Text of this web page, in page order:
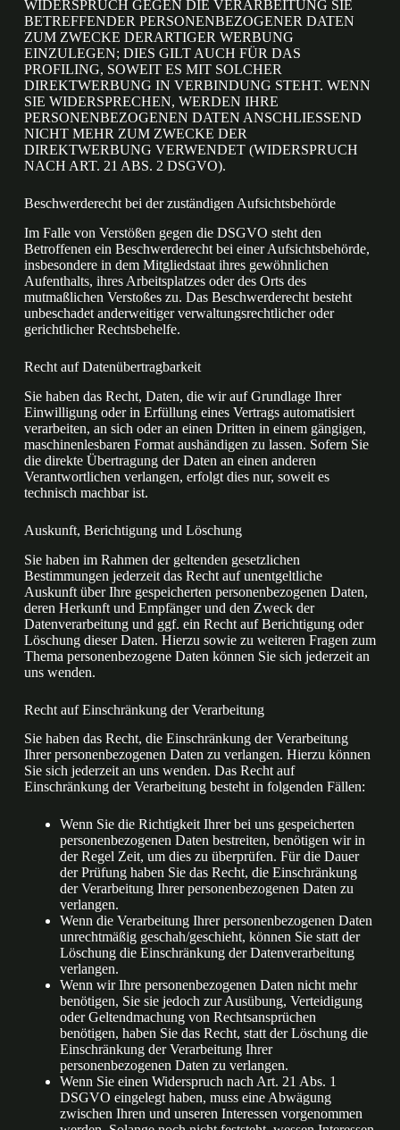
WIDERSPRUCH GEGEN DIE VERARBEITUNG SIE
BETREFFENDER PERSONENBEZOGENER DATEN
ZUM ZWECKE DERARTIGER WERBUNG
EINZULEGEN; DIES GILT AUCH FÜR DAS
PROFILING, SOWEIT ES MIT SOLCHER
DIREKTWERBUNG IN VERBINDUNG STEHT. WENN
SIE WIDERSPRECHEN, WERDEN IHRE
PERSONENBEZOGENEN DATEN ANSCHLIESSEND
NICHT MEHR ZUM ZWECKE DER
DIREKTWERBUNG VERWENDET (WIDERSPRUCH
NACH ART. 21 ABS. 2 DSGVO).
Beschwerde­recht bei der zuständigen Aufsichts­behörde
Im Falle von Verstößen gegen die DSGVO steht den
Betroffenen ein Beschwerderecht bei einer Aufsichtsbehörde,
insbesondere in dem Mitgliedstaat ihres gewöhnlichen
Aufenthalts, ihres Arbeitsplatzes oder des Orts des
mutmaßlichen Verstoßes zu. Das Beschwerderecht besteht
unbeschadet anderweitiger verwaltungsrechtlicher oder
gerichtlicher Rechtsbehelfe.
Recht auf Daten­übertrag­barkeit
Sie haben das Recht, Daten, die wir auf Grundlage Ihrer
Einwilligung oder in Erfüllung eines Vertrags automatisiert
verarbeiten, an sich oder an einen Dritten in einem gängigen,
maschinenlesbaren Format aushändigen zu lassen. Sofern Sie
die direkte Übertragung der Daten an einen anderen
Verantwortlichen verlangen, erfolgt dies nur, soweit es
technisch machbar ist.
Auskunft, Berichtigung und Löschung
Sie haben im Rahmen der geltenden gesetzlichen
Bestimmungen jederzeit das Recht auf unentgeltliche
Auskunft über Ihre gespeicherten personenbezogenen Daten,
deren Herkunft und Empfänger und den Zweck der
Datenverarbeitung und ggf. ein Recht auf Berichtigung oder
Löschung dieser Daten. Hierzu sowie zu weiteren Fragen zum
Thema personenbezogene Daten können Sie sich jederzeit an
uns wenden.
Recht auf Einschränkung der Verarbeitung
Sie haben das Recht, die Einschränkung der Verarbeitung
Ihrer personenbezogenen Daten zu verlangen. Hierzu können
Sie sich jederzeit an uns wenden. Das Recht auf
Einschränkung der Verarbeitung besteht in folgenden Fällen:
Wenn Sie die Richtigkeit Ihrer bei uns gespeicherten
personenbezogenen Daten bestreiten, benötigen wir in
der Regel Zeit, um dies zu überprüfen. Für die Dauer
der Prüfung haben Sie das Recht, die Einschränkung
der Verarbeitung Ihrer personenbezogenen Daten zu
verlangen.
Wenn die Verarbeitung Ihrer personenbezogenen Daten
unrechtmäßig geschah/geschieht, können Sie statt der
Löschung die Einschränkung der Datenverarbeitung
verlangen.
Wenn wir Ihre personenbezogenen Daten nicht mehr
benötigen, Sie sie jedoch zur Ausübung, Verteidigung
oder Geltendmachung von Rechtsansprüchen
benötigen, haben Sie das Recht, statt der Löschung die
Einschränkung der Verarbeitung Ihrer
personenbezogenen Daten zu verlangen.
Wenn Sie einen Widerspruch nach Art. 21 Abs. 1
DSGVO eingelegt haben, muss eine Abwägung
zwischen Ihren und unseren Interessen vorgenommen